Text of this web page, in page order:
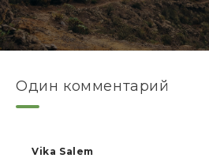
Один комментарий
Vika Salem